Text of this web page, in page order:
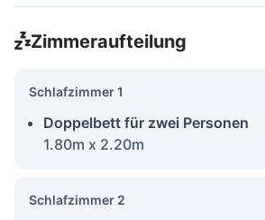
Zimmeraufteilung
Schlafzimmer 1
Doppelbett für zwei Personen
1.80m x 2.20m
Schlafzimmer 2